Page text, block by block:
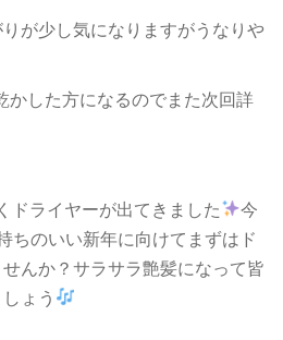
が少し気になりますがうなりや
かした方になるのでまた次回詳
ドライヤーが出てきました
今
ちのいい新年に向けてまずはド
んか？サラサラ艶髪になって皆
ょう